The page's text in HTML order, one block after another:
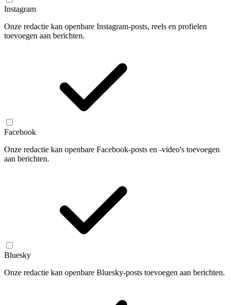
Instagram
Onze redactie kan openbare Instagram-posts, reels en profielen
toevoegen aan berichten.
Facebook
Onze redactie kan openbare Facebook-posts en -video's toevoegen
aan berichten.
Bluesky
Onze redactie kan openbare Bluesky-posts toevoegen aan berichten.